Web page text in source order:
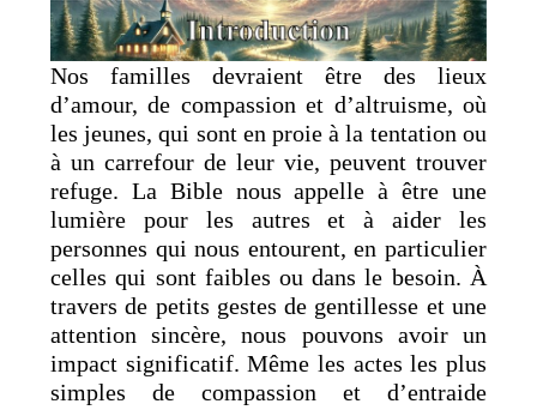
Nos familles devraient être des lieux
d’amour, de compassion et d’altruisme, où
les jeunes, qui sont en proie à la tentation ou
à un carrefour de leur vie, peuvent trouver
refuge. La Bible nous appelle à être une
lumière pour les autres et à aider les
personnes qui nous entourent, en particulier
celles qui sont faibles ou dans le besoin. À
travers de petits gestes de gentillesse et une
attention sincère, nous pouvons avoir un
impact significatif. Même les actes les plus
simples de compassion et d’entraide